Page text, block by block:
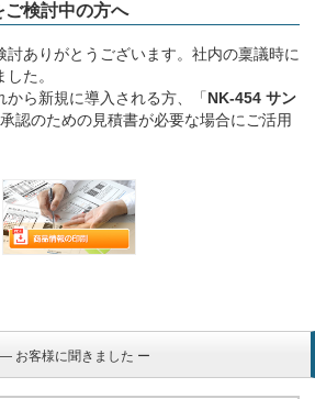
検討中の方へ
討ありがとうございます。社内の稟議時に
た。
から新規に導入される方、「NK-454 サン
認のための見積書が必要な場合にご活用
― お客様に聞きました ー